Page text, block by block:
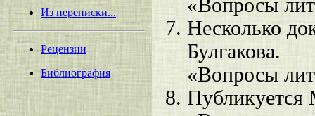
Из переписки...
Рецензии
Библиография
«Вопросы
Несколько
Булгакова.
«Вопросы
Публикуется